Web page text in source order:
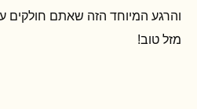
והרגע המיוחד הזה שאתם חולקים
מזל טוב!